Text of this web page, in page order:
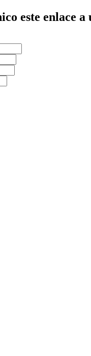
este enlace a